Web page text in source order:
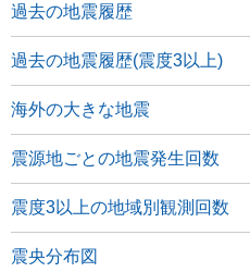
過去の地震履歴
過去の地震履歴(震度3以上)
海外の大きな地震
震源地ごとの地震発生回数
震度3以上の地域別観測回数
震央分布図